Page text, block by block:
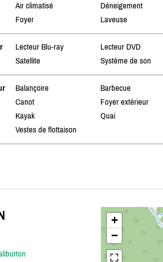
Air climatisé Déneigement
Foyer
Laveuse
Lecteur Blu-ray Lecteur DVD
Satellite
Système de son
Balançoire Barbecue
Canot
Foyer extérieur
Kayak
Quai
Vestes de flottaison
+
−